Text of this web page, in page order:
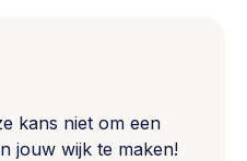
kans niet om een
jouw wijk te maken!